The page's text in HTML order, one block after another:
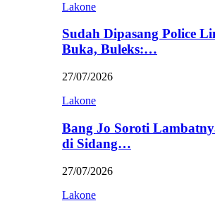
Lakone
Sudah Dipasang Police
Buka, Buleks:…
27/07/2026
Lakone
Bang Jo Soroti
di Sidang…
27/07/2026
Lakone